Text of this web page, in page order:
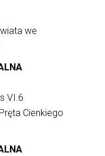
we
VI.6
Cienkiego